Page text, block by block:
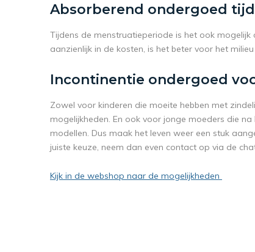
Absorberend ondergoed
Tijdens de menstruatieperiode is het ook
aanzienlijk in de kosten, is het beter voor het
Incontinentie ondergoed
Zowel voor kinderen die moeite hebben met
mogelijkheden. En ook voor jonge moeders die
modellen. Dus maak het leven weer een stuk
juiste keuze, neem dan even contact op via de
Kijk in de webshop naar de mogelijkheden